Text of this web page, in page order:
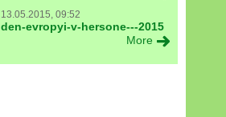
13.05.2015, 09:52
den-evropyi-v-hersone---2015
More